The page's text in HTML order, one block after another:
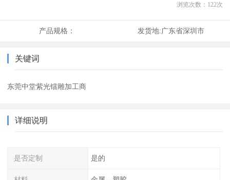
浏览次数： 122次
产品规格： 发货地:广东省深圳市
关键词
东莞中堂紫光镭雕加工商
详细说明
是否定制 是的